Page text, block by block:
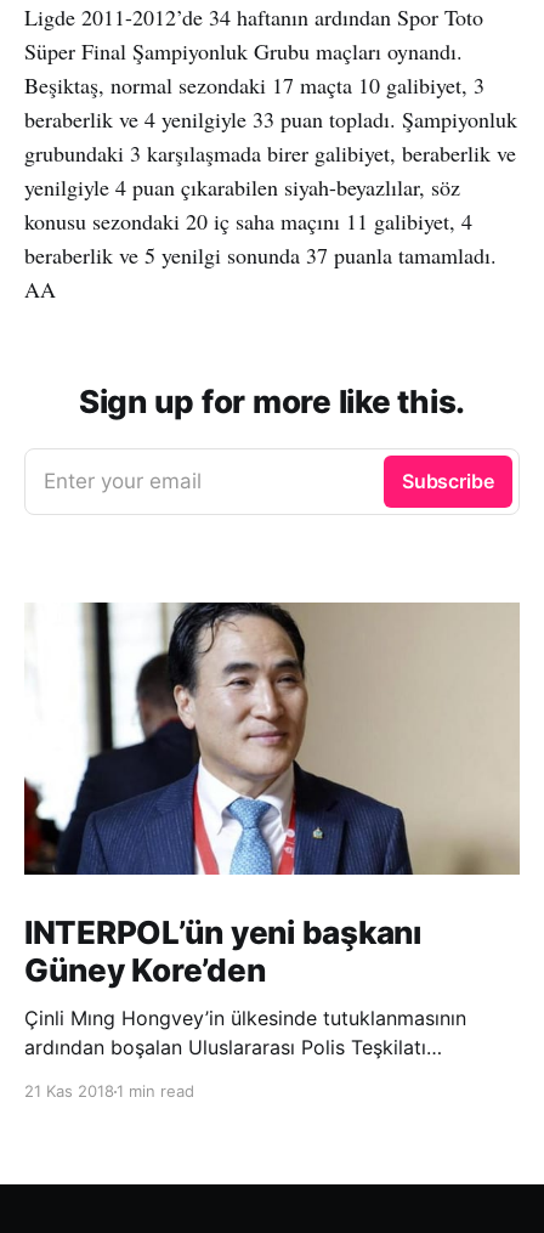
Ligde 2011-2012’de 34 haftanın ardından Spor Toto
Süper Final Şampiyonluk Grubu maçları oynandı.
Beşiktaş, normal sezondaki 17 maçta 10 galibiyet, 3
beraberlik ve 4 yenilgiyle 33 puan topladı. Şampiyonluk
grubundaki 3 karşılaşmada birer galibiyet, beraberlik ve
yenilgiyle 4 puan çıkarabilen siyah-beyazlılar, söz
konusu sezondaki 20 iç saha maçını 11 galibiyet, 4
beraberlik ve 5 yenilgi sonunda 37 puanla tamamladı.
AA
Sign up for more like this.
Enter your email Subscribe
INTERPOL’ün yeni başkanı
Güney Kore’den
Çinli Mıng Hongvey’in ülkesinde tutuklanmasının
ardından boşalan Uluslararası Polis Teşkilatı
21 Kas 2018 1 min read